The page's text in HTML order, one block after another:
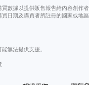
數據以提供販售報告給內容創作者
買日期及購買者所註冊的國家或地
無法提供支援。